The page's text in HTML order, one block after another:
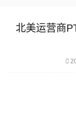
北美运营商